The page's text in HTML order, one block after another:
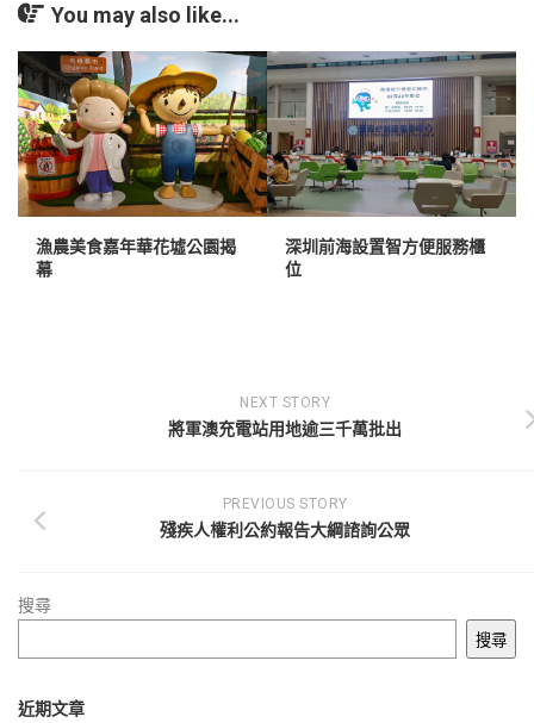
You may also like...
漁農美食嘉年華花墟公園揭
幕
深圳前海設置智方便服務櫃
位
NEXT STORY
將軍澳充電站用地逾三千萬批出
PREVIOUS STORY
殘疾人權利公約報告大綱諮詢公眾
搜尋
搜尋
近期文章